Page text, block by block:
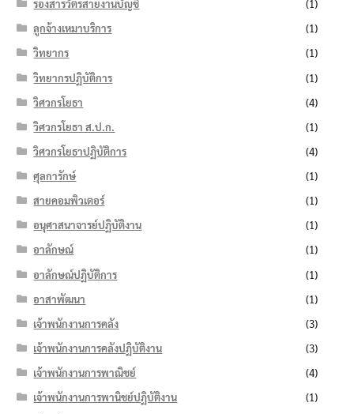
รองสารวัตรสายงานบัญชี
(1)
ลูกจ้างเหมาบริการ
(1)
วิทยากร
(1)
วิทยากรปฏิบัติการ
(1)
วิศวกรโยธา
(4)
วิศวกรโยธา ส.ป.ก.
(1)
วิศวกรโยธาปฏิบัติการ
(4)
ศุลการักษ์
(1)
สายคอมพิวเตอร์
(1)
อนุศาสนาจารย์ปฏิบัติงาน
(1)
อาลักษณ์
(1)
อาลักษณ์ปฏิบัติการ
(1)
อาสาพัฒนา
(1)
เจ้าพนักงานการคลัง
(3)
เจ้าพนักงานการคลังปฏิบัติงาน
(3)
เจ้าพนักงานการพาณิชย์
(4)
เจ้าพนักงานการพานิชย์ปฏิบัติงาน
(1)